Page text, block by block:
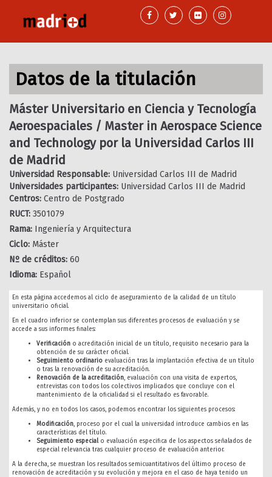
contenido
principal
Datos de la titulación
Máster Universitario en Ciencia y Tecnología
Aeroespaciales / Master in Aerospace Science
and Technology por la Universidad Carlos III
de Madrid
Universidad Responsable: Universidad Carlos III de Madrid
Universidades participantes: Universidad Carlos III de Madrid
Centros: Centro de Postgrado
RUCT: 3501079
Rama: Ingeniería y Arquitectura
Ciclo: Máster
Nº de créditos: 60
Idioma: Español
En esta página accedemos al ciclo de aseguramiento de la calidad de un título
universitario oficial.
En el cuadro inferior se contemplan sus diferentes procesos de evaluación y se
accede a sus informes finales:
Verificación o acreditación inicial de un título, requisito necesario para la
obtención de su carácter oficial.
Seguimiento ordinario evaluación tras la implantación efectiva de un título
o tras la renovación de su acreditación.
Renovación de la acreditación, evaluación con una visita de expertos,
entrevistas con todos los colectivos implicados que concluye con el
mantenimiento de la oficialidad si el resultado es favorable.
Además, y no en todos los casos, podemos encontrar los siguientes procesos:
Modificación, proceso por el cual la universidad introduce cambios en las
características del título.
Seguimiento especialo evaluación especifica de los aspectos señalados de
especial relevancia tras cualquier proceso de evaluación anterior.
A la derecha, se muestran los resultados semicuantitativos del último proceso de
renovación de acreditación y su evolución y mejora en el caso de haya tenido un